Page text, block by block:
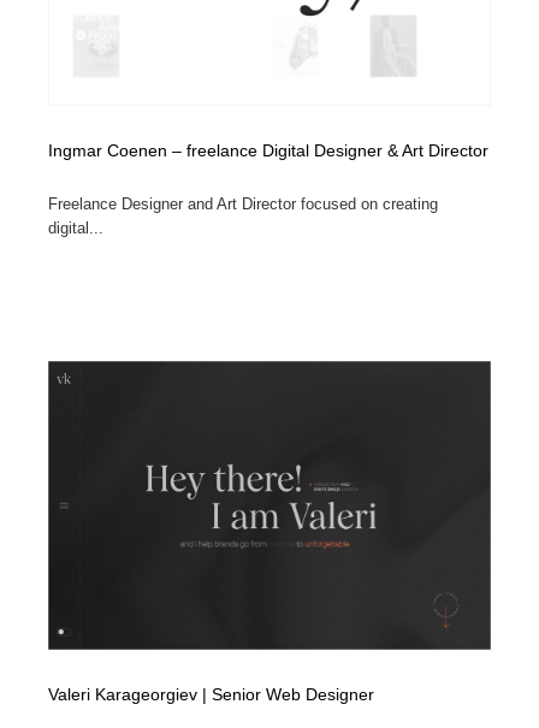
Ingmar Coenen – freelance Digital Designer & Art Director
Freelance Designer and Art Director focused on creating
digital...
Valeri Karageorgiev | Senior Web Designer